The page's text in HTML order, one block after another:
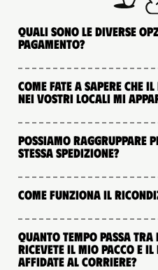
Quali sono le diverse
pagamento?
Come fate a sapere che
nei vostri locali mi
Possiamo raggruppare
stessa spedizione?
Come funziona il
Quanto tempo passa
ricevete il mio pacco e
affidate al corriere?